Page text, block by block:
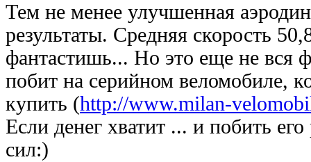
Тем не менее улучшенная
результаты. Средняя скорость
фантастишь... Но это еще не вся
побит на серийном веломобиле,
купить (http://www.milan-
Если денег хватит ... и побить
сил:)